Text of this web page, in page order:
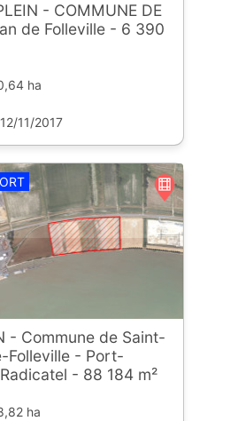
- COMMUNE DE
de Folleville - 6 390
ha
11/2017
- Commune de Saint-
Folleville - Port-
- 88 184 m²
ha